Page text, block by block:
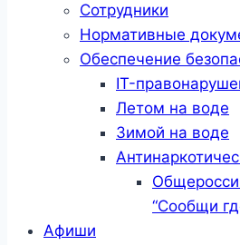
Сотрудники
Нормативные
Обеспечение
IT-
Летом на воде
Зимой на воде
“Сообщи
Афиши